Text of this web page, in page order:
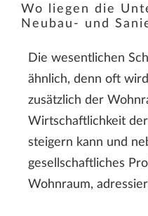
Wo liegen die
Neubau- und
Die wesentlichen
ähnlich, denn oft
zusätzlich der
Wirtschaftlichkeit
steigern kann und
gesellschaftliches
Wohnraum,